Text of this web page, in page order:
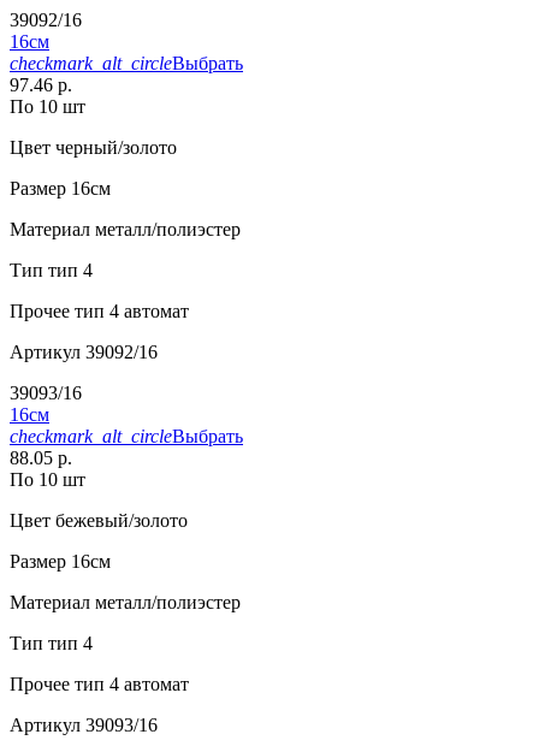
39092/16
16см
checkmark_alt_circleВыбрать
97.46 р.
По 10 шт
Цвет черный/золото
Размер 16см
Материал металл/полиэстер
Тип тип 4
Прочее тип 4 автомат
Артикул 39092/16
39093/16
16см
checkmark_alt_circleВыбрать
88.05 р.
По 10 шт
Цвет бежевый/золото
Размер 16см
Материал металл/полиэстер
Тип тип 4
Прочее тип 4 автомат
Артикул 39093/16